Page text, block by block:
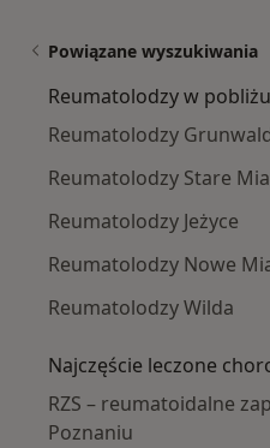
Powiązane wyszukiwania
Reumatolodzy w pobliżu
Reumatolodzy
Reumatolodzy Stare
Reumatolodzy Jeżyce
Reumatolodzy Nowe
Reumatolodzy Wilda
Najczęście leczone
RZS – reumatoidalne
Poznaniu